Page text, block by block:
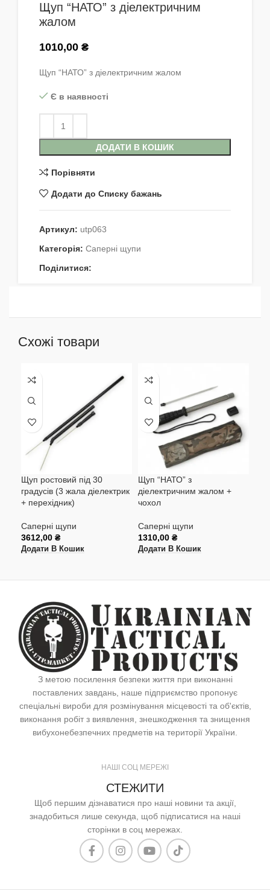
Щуп “НАТО” з діелектричним
жалом
1010,00 ₴
Щуп “НАТО” з діелектричним жалом
Є в наявності
ДОДАТИ В КОШИК
Порівняти
Додати до Списку бажань
Артикул: utp063
Категорія: Саперні щупи
Поділитися:
Схожі товари
Щуп ростовий під 30
градусів (3 жала діелектрик
+ перехідник)
Саперні щупи
3612,00 ₴
Додати В Кошик
Щуп “НАТО” з
діелектричним жалом +
чохол
Саперні щупи
1310,00 ₴
Додати В Кошик
З метою посилення безпеки життя при виконанні
поставлених завдань, наше підприємство пропонує
спеціальні вироби для розмінування місцевості та об'єктів,
виконання робіт з виявлення, знешкодження та знищення
вибухонебезпечних предметів на території України.
НАШІ СОЦ МЕРЕЖІ
СТЕЖИТИ
Щоб першим дізнаватися про наші новини та акції,
знадобиться лише секунда, щоб підписатися на наші
сторінки в соц мережах.